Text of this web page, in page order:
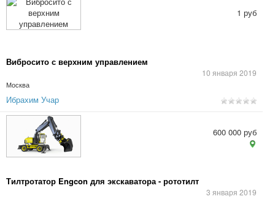
Вибросито с верхним управлением
10 января 2019
Москва
1 руб
Ибрахим Учар
Тилтротатор Engcon для экскаватора - рототилт
3 января 2019
600 000 руб